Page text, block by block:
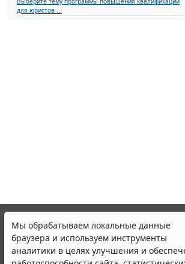
для юристов ...
Мы обрабатываем локальные данные
браузера и используем инструменты
аналитики в целях улучшения и
© ООО "НПП "ГАРАНТ-СЕРВИС", 2026.
участниками Российской ассоциации
Все права на материалы сайта